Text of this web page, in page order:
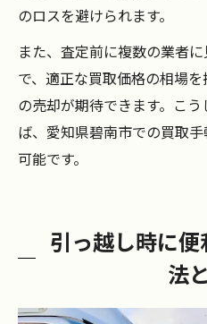
のロスを避けられます。
また、査定前に複数の業者
で、適正な買取価格の相場
の売却が期待できます。こ
ば、愛知県碧南市での買取
可能です。
引っ越し時に
法